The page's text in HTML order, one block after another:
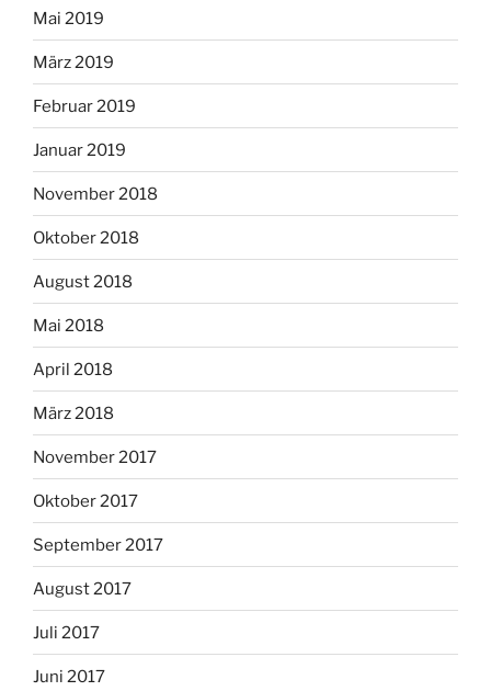
Mai 2019
März 2019
Februar 2019
Januar 2019
November 2018
Oktober 2018
August 2018
Mai 2018
April 2018
März 2018
November 2017
Oktober 2017
September 2017
August 2017
Juli 2017
Juni 2017